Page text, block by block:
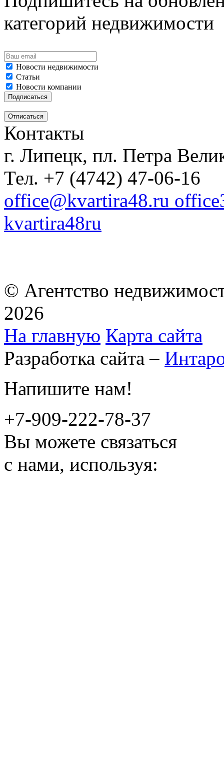
категорий недвижимости
Новости недвижимости
Статьи
Новости компании
Контакты
г. Липецк, пл. Петра
Тел. +7 (4742) 47-06-16
office@kvartira48.ru
kvartira48ru
© Агентство
2026
На главную Карта сайта
Разработка сайта –
Напишите нам!
+7-909-222-78-37
Вы можете связаться
с нами, используя: